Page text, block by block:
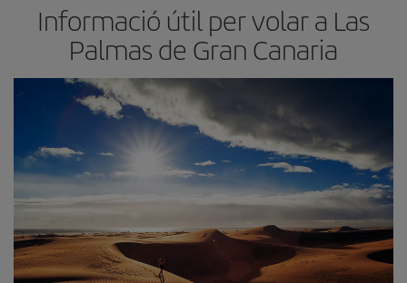
Informació útil per volar a Las
Palmas de Gran Canaria